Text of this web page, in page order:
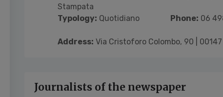
Stampata
Typology: Quotidiano Phone: 06
Address: Via Cristoforo Colombo, 90 | 00147
Journalists of the newspaper